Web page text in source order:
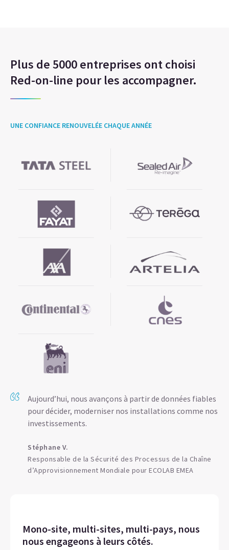
Plus de 5000 entreprises ont choisi
Red-on-line pour les accompagner.
UNE CONFIANCE RENOUVELÉE CHAQUE ANNÉE
Aujourd’hui, nous avançons à partir de données fiables
pour décider, moderniser nos installations comme nos
investissements.
Stéphane V.
Responsable de la Sécurité des Processus de la Chaîne
d’Approvisionnement Mondiale pour ECOLAB EMEA
Mono-site, multi-sites, multi-pays, nous
nous engageons à leurs côtés.